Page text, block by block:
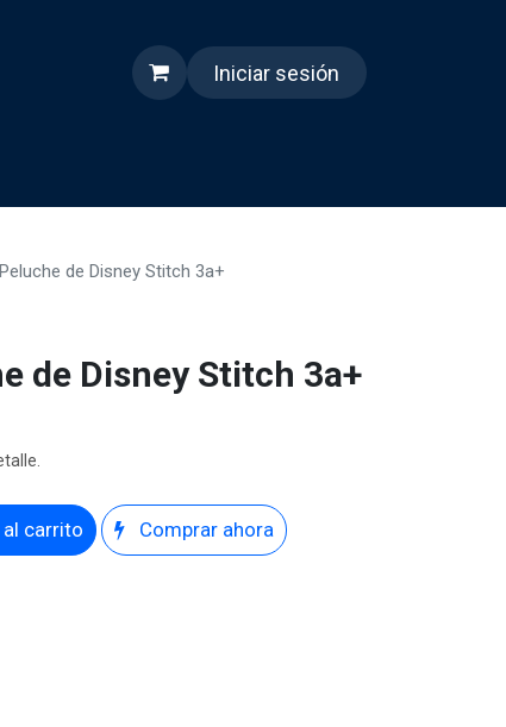
Iniciar sesión
de Disney Stitch 3a+
de Disney Stitch 3a+
carrito Comprar ahora